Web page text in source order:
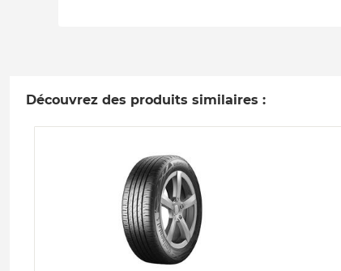
Découvrez des produits similaires :